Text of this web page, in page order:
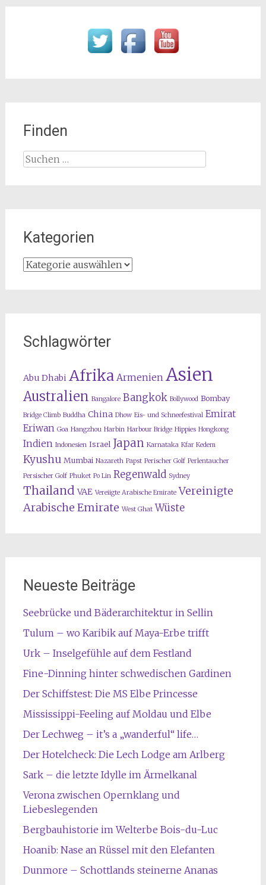
Finden
Suchen
Kategorien
Kategorien
Schlagwörter
Abu Dhabi Afrika Armenien Asien
Australien Bangalore Bangkok Bollywood Bombay
Bridge Climb Buddha China Dhow Eis- und Schneefestival Emirat
Eriwan Goa Hangzhou Harbin Harbour Bridge Hippies Hongkong
Indien Indonesien Israel Japan Karnataka Kfar Kedem
Kyushu Mumbai Nazareth Papst Perischer Golf Perlentaucher
Persischer Golf Phuket Po Lin Regenwald Sydney
Thailand VAE Vereiigte Arabische Emirate Vereinigte
Arabische Emirate West Ghat Wüste
Neueste Beiträge
Seebrücke und Bäderarchitektur in Sellin
Tulum – wo Karibik auf Maya-Erbe trifft
Urk – Inselgefühle auf dem Festland
Fine-Dinning hinter schwedischen Gardinen
Der Schiffstest: Die MS Elbe Princesse
Mississippi-Feeling auf Moldau und Elbe
Der Lechweg – it’s a „wanderful“ life…
Der Hotelcheck: Die Lech Lodge am Arlberg
Sark – die letzte Idylle im Ärmelkanal
Verona zwischen Opernklang und
Liebeslegenden
Bergbauhistorie im Welterbe Bois-du-Luc
Hoanib: Nase an Rüssel mit den Elefanten
Dunmore – Schottlands steinerne Ananas